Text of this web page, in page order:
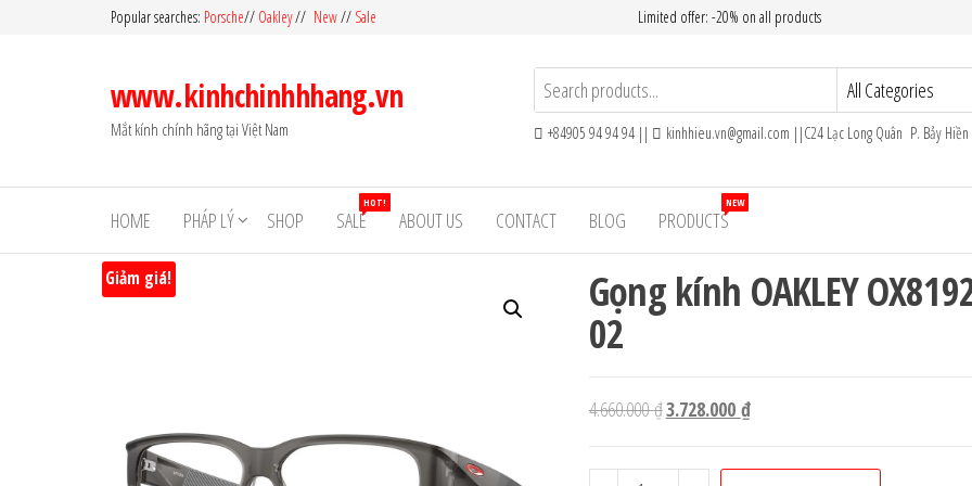
Popular searches: Porsche// Oakley// New// Sale Limited offer: -20% on all products
www.kinhchinhhhang.vn
Mắt kính chính hãng tại Việt Nam +84905 94 94 94 || kinhhieu.vn@gmail.com ||C24 Lạc Long Quân P. Bảy Hiền
HOME PHÁP LÝ SHOP SALE
HOT!
ABOUT US CONTACT BLOG PRODUCTS
NEW
Giảm giá! Gọng kính OAKLEY
02
4.660.000₫Giá
là:
3.728.000 ₫Giá
tại